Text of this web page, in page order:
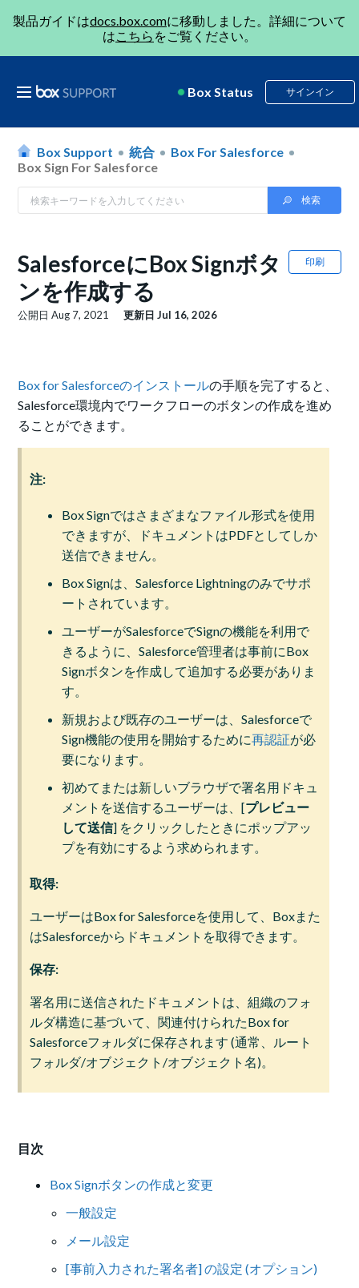
製品ガイドはdocs.box.comに移動しました。詳細について
はこちら をご覧ください。
Box Status サインイン
Box Support 統合
Box For Salesforce
Box Sign For Salesforce
印刷
SalesforceにBox Signボタ
ンを作成する
公開日Aug 7, 2021 更新日Jul 16, 2026
Box for Salesforceのインストールの手順を完了すると、
Salesforce環境内でワークフローのボタンの作成を進め
ることができます。
注:
Box Signではさまざまなファイル形式を使用
できますが、ドキュメントはPDFとしてしか
送信できません。
Box Signは、Salesforce Lightningのみでサポ
ートされています。
ユーザーがSalesforceでSignの機能を利用で
きるように、Salesforce管理者は事前にBox
Signボタンを作成して追加する必要がありま
す。
新規および既存のユーザーは、Salesforceで
Sign機能の使用を開始するために再認証が必
要になります。
初めてまたは新しいブラウザで署名用ドキュ
メントを送信するユーザーは、[プレビュー
して送信] をクリックしたときにポップアッ
プを有効にするよう求められます。
取得:
ユーザーはBox for Salesforceを使用して、Boxまた
はSalesforceからドキュメントを取得できます。
保存:
署名用に送信されたドキュメントは、組織のフォ
ルダ構造に基づいて、関連付けられたBox for
Salesforceフォルダに保存されます (通常、ルート
フォルダ/オブジェクト/オブジェクト名)。
目次
Box Signボタンの作成と変更
一般設定
メール設定
[事前入力された署名者] の設定 (オプション)